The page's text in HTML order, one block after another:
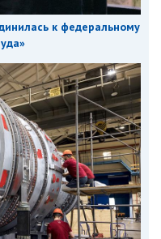
к федеральному